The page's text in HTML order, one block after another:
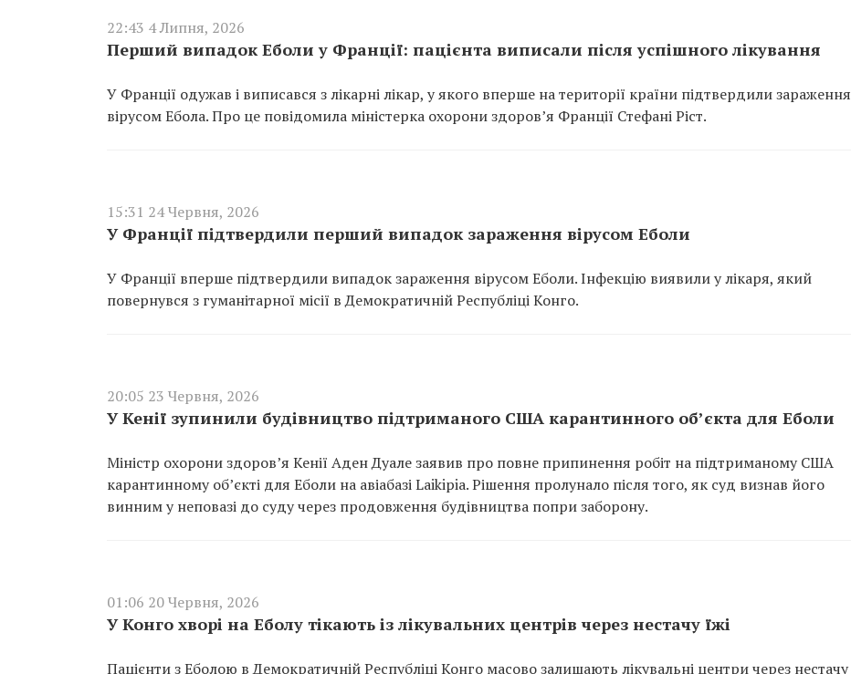
22:43 4 Липня, 2026
Перший випадок Еболи у Франції: пацієнта виписали після успішного лікування
У Франції одужав і виписався з лікарні лікар, у якого вперше на території країни підтвердили зараження
вірусом Ебола. Про це повідомила міністерка охорони здоров’я Франції Стефані Ріст.
15:31 24 Червня, 2026
У Франції підтвердили перший випадок зараження вірусом Еболи
У Франції вперше підтвердили випадок зараження вірусом Еболи. Інфекцію виявили у лікаря, який
повернувся з гуманітарної місії в Демократичній Республіці Конго.
20:05 23 Червня, 2026
У Кенії зупинили будівництво підтриманого США карантинного об’єкта для Еболи
Міністр охорони здоров’я Кенії Аден Дуале заявив про повне припинення робіт на підтриманому США
карантинному об’єкті для Еболи на авіабазі Laikipia. Рішення пролунало після того, як суд визнав його
винним у неповазі до суду через продовження будівництва попри заборону.
01:06 20 Червня, 2026
У Конго хворі на Еболу тікають із лікувальних центрів через нестачу їжі
Пацієнти з Еболою в Демократичній Республіці Конго масово залишають лікувальні центри через нестачу